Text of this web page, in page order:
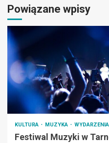
Powiązane wpisy
KULTURA MUZYKA WYDARZENIA
Festiwal Muzyki w